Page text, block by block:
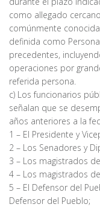
como allegado
comúnmente
definida como
precedentes,
operaciones por
referida persona.
c) Los funcionarios
señalan que se
años anteriores a la
1 – El Presidente y
2 – Los Senadores y
3 – Los magistrados
4 – Los magistrados
5 – El Defensor del
Defensor del Pueblo;